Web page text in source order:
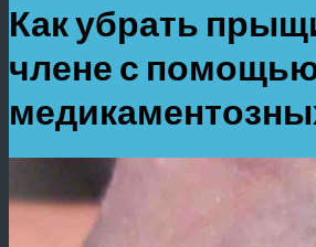
Как убрать
члене с